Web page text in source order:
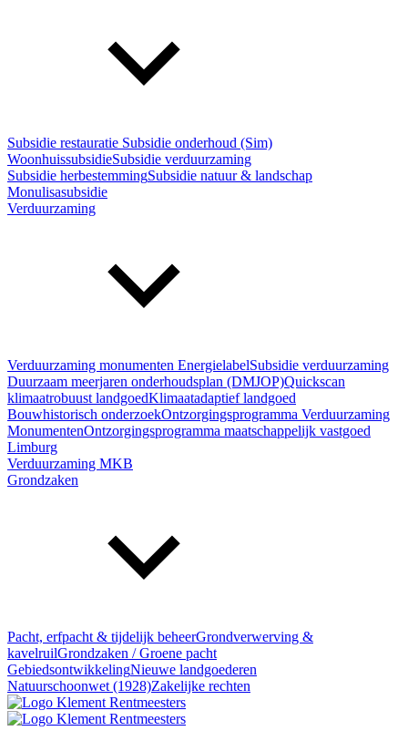
Subsidie restauratie Subsidie onderhoud (Sim)
WoonhuissubsidieSubsidie verduurzaming
Subsidie herbestemmingSubsidie natuur & landschap
Monulisasubsidie
Verduurzaming
Verduurzaming monumenten EnergielabelSubsidie verduurzaming
Duurzaam meerjaren onderhoudsplan (DMJOP)Quickscan
klimaatrobuust landgoedKlimaatadaptief landgoed
Bouwhistorisch onderzoekOntzorgingsprogramma Verduurzaming
MonumentenOntzorgingsprogramma maatschappelijk vastgoed
Limburg
Verduurzaming MKB
Grondzaken
Pacht, erfpacht & tijdelijk beheerGrondverwerving &
kavelruilGrondzaken / Groene pacht
GebiedsontwikkelingNieuwe landgoederen
Natuurschoonwet (1928)Zakelijke rechten